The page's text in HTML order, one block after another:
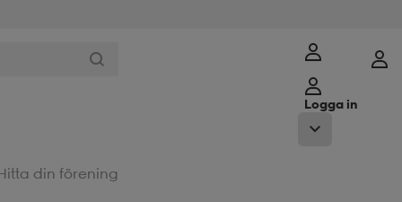
Logga in
din förening